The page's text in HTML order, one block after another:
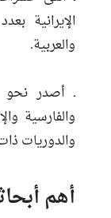
الإيرانية
والعربية.
ـ أصدر نحو
والفارسية
والدوريات
أهم